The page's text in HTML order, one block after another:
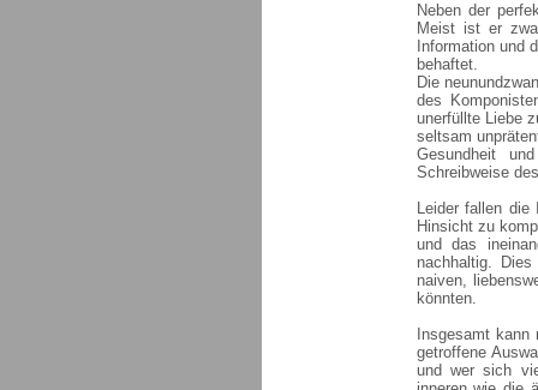
Neben der
Meist ist er
Information und
behaftet.
Die
des
unerfüllte Liebe
seltsam
Gesundheit
Schreibweise
Leider fallen
Hinsicht zu
und das
nachhaltig.
naiven,
könnten.
Insgesamt
getroffene
und wer sich